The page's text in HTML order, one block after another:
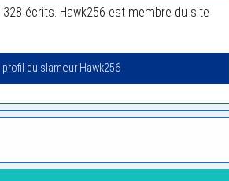
écrits. Hawk256 est membre du site
profil du slameur Hawk256